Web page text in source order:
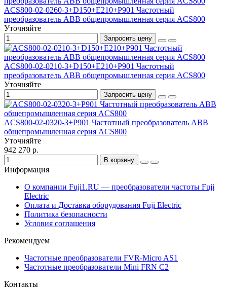
ACS800-02-0260-3+D150+E210+P901 Частотный
преобразователь ABB общепромышленная серия ACS800
Уточняйте
Запросить цену
ACS800-02-0210-3+D150+E210+P901 Частотный
преобразователь ABB общепромышленная серия ACS800
Уточняйте
Запросить цену
ACS800-02-0320-3+P901 Частотный преобразователь ABB
общепромышленная серия ACS800
Уточняйте
942 270 р.
В корзину
Информация
О компании Fuji1.RU — преобразователи частоты Fuji
Electric
Оплата и Доставка оборудования Fuji Electric
Политика безопасности
Условия соглашения
Рекомендуем
Частотные преобразователи FVR-Micro AS1
Частотные преобразователи Mini FRN C2
Контакты